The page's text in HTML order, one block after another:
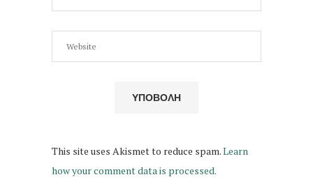
This site uses Akismet to reduce spam.Learn
how your comment data is processed.